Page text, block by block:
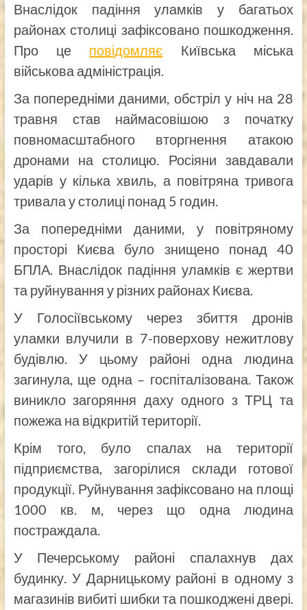
Внаслідок падіння уламків у багатьох
районах столиці зафіксовано пошкодження.
Про це повідомляє Київська міська
військова адміністрація.
За попередніми даними, обстріл у ніч на 28
травня став наймасовішою з початку
повномасштабного вторгнення атакою
дронами на столицю. Росіяни завдавали
ударів у кілька хвиль, а повітряна тривога
тривала у столиці понад 5 годин.
За попередніми даними, у повітряному
просторі Києва було знищено понад 40
БПЛА. Внаслідок падіння уламків є жертви
та руйнування у різних районах Києва.
У Голосіївському через збиття дронів
уламки влучили в 7-поверхову нежитлову
будівлю. У цьому районі одна людина
загинула, ще одна – госпіталізована. Також
виникло загоряння даху одного з ТРЦ та
пожежа на відкритій території.
Крім того, було спалах на території
підприємства, загорілися склади готової
продукції. Руйнування зафіксовано на площі
1000 кв. м, через що одна людина
постраждала.
У Печерському районі спалахнув дах
будинку. У Дарницькому районі в одному з
магазинів вибиті шибки та пошкоджені двері.